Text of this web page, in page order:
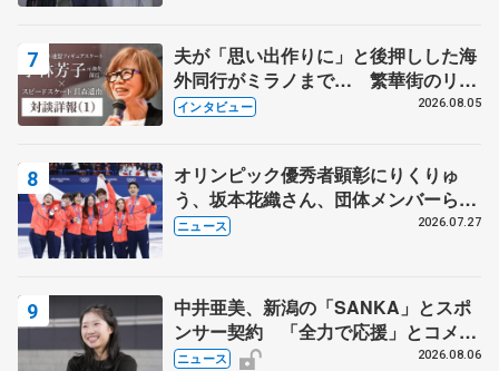
夫が「思い出作りに」と後押しした海
外同行がミラノまで… 繁華街のリン
クでは不良のお兄さんも味方に 小林
インタビュー 2026.08.05
オリンピック優秀者顕彰にりくりゅ
う、坂本花織さん、団体メンバーら
8月7日に文科省が表彰式、ブルーノ・
ニュース 2026.07.27
中井亜美、新潟の「SANKA」とスポ
ンサー契約 「全力で応援」とコメン
ト
ニュース 2026.08.06